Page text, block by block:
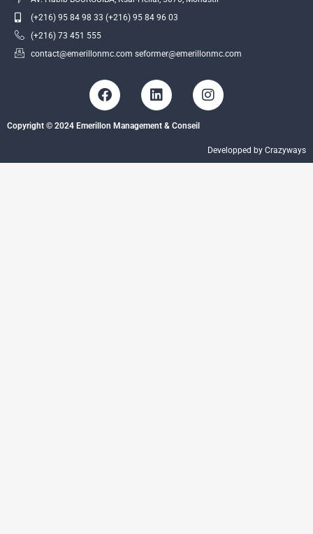
(+216) 95 84 98 33 (+216) 95 84 96 03
(+216) 73 451 555
contact@emerillonmc.com seformer@emerillonmc.com
F
a
e
o
L
i
k
d
I
n
a
g
Copyright © 2024 Emerillon Management & Conseil
Developped by Crazyways